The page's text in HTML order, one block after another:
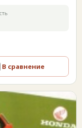
В сравнение